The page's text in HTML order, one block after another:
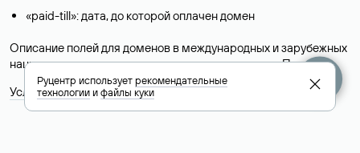
«paid-till»: дата, до которой оплачен домен
Описание полей для доменов в международных и зарубежных
национальных доменах представлены в разделе «Помощь».
Условия использования Whois-сервиса
Руцентр используетрекомендательные
технологииифайлы куки